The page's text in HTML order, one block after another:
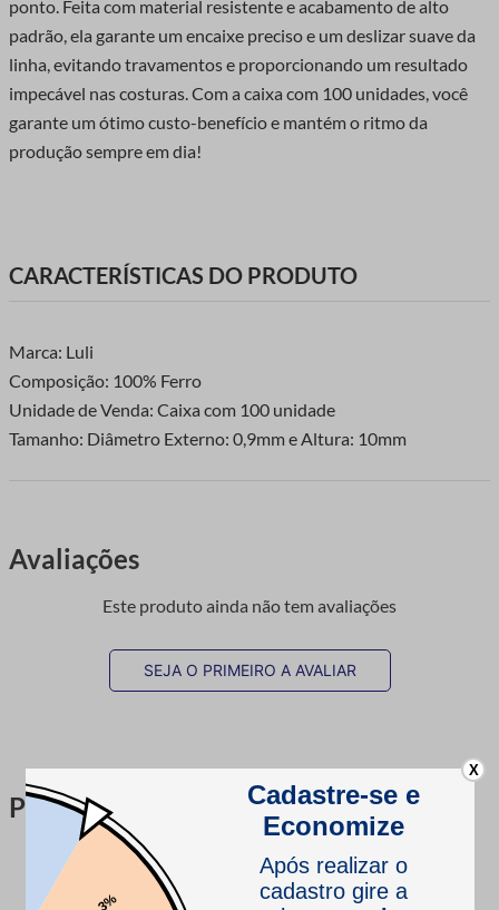
ponto. Feita com material resistente e acabamento de alto
padrão, ela garante um encaixe preciso e um deslizar suave da
linha, evitando travamentos e proporcionando um resultado
impecável nas costuras. Com a caixa com 100 unidades, você
garante um ótimo custo-benefício e mantém o ritmo da
produção sempre em dia!
CARACTERÍSTICAS DO PRODUTO
Marca: Luli
Composição: 100% Ferro
Unidade de Venda: Caixa com 100 unidade
Tamanho: Diâmetro Externo: 0,9mm e Altura: 10mm
Avaliações
Este produto ainda não tem avaliações
SEJA O PRIMEIRO A AVALIAR
Perguntas & respostas
Este produto ainda não tem perguntas
X